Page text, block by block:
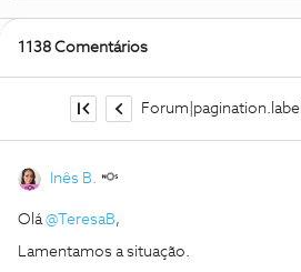
1138 Comentários
Inês B.
Olá@TeresaB,
Lamentamos a situação.